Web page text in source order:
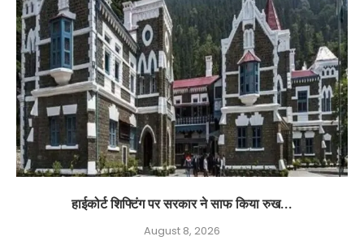
हाईकोर्ट शिफ्टिंग पर सरकार ने साफ किया रुख...
August 8, 2026